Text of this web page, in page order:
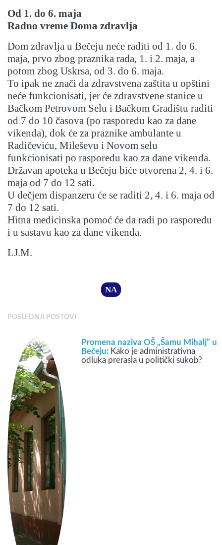
Od 1. do 6. maja
Radno vreme Doma zdravlja
Dom zdravlja u Bečeju neće raditi od 1. do 6.
maja, prvo zbog praznika rada, 1. i 2. maja, a
potom zbog Uskrsa, od 3. do 6. maja.
To ipak ne znači da zdravstvena zaštita u opštini
neće funkcionisati, jer će zdravstvene stanice u
Bačkom Petrovom Selu i Bačkom Gradištu raditi
od 7 do 10 časova (po rasporedu kao za dane
vikenda), dok će za praznike ambulante u
Radičeviću, Mileševu i Novom selu
funkcionisati po rasporedu kao za dane vikenda.
Državan apoteka u Bečeju biće otvorena 2, 4. i 6.
maja od 7 do 12 sati.
U dečjem dispanzeru će se raditi 2, 4. i 6. maja od
7 do 12 sati.
Hitna medicinska pomoć će da radi po rasporedu
i u sastavu kao za dane vikenda.
LJ.M.
NA
POSLEDNJI POSTOVI
Promena naziva OŠ „Šamu Mihalj” u
Bečeju: Kako je administrativna
odluka prerasla u politički sukob?